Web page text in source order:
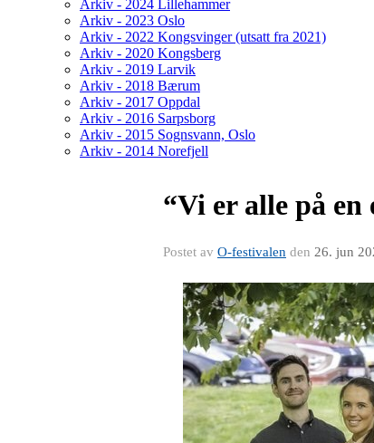
Arkiv - 2024 Lillehammer
Arkiv - 2023 Oslo
Arkiv - 2022 Kongsvinger (utsatt fra 2021)
Arkiv - 2020 Kongsberg
Arkiv - 2019 Larvik
Arkiv - 2018 Bærum
Arkiv - 2017 Oppdal
Arkiv - 2016 Sarpsborg
Arkiv - 2015 Sognsvann, Oslo
Arkiv - 2014 Norefjell
“Vi er alle på
Postet av O-festivalen den 26. jun